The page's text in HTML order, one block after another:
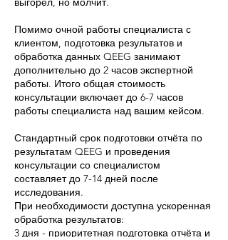
Помимо очной работы специалиста с
клиентом, подготовка результатов и
обработка данных QEEG занимают
дополнительно до 2 часов экспертной
работы. Итого общая стоимость
консультации включает до 6-7 часов
работы специалиста над вашим кейсом.
Стандартный срок подготовки отчёта по
результатам QEEG и проведения
консультации со специалистом
составляет до 7-14 дней после
исследования.
При необходимости доступна ускоренная
обработка результатов:
3 дня - приоритетная подготовка отчёта и